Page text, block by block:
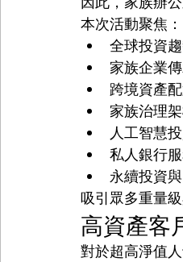
本次活動聚焦：
全球投資
家族企業
跨境資產
家族治理
人工智慧
私人銀行
永續投資與
吸引眾多重量
高資產客
對於超高淨值